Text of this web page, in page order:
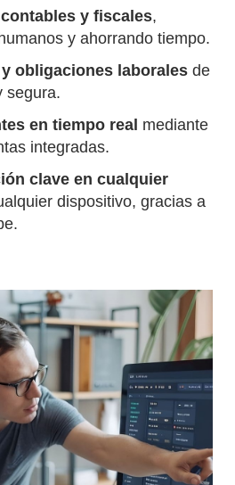
y fiscales,
y ahorrando tiempo.
obligaciones laborales de
segura.
en tiempo real mediante
integradas.
clave en cualquier
dispositivo, gracias a